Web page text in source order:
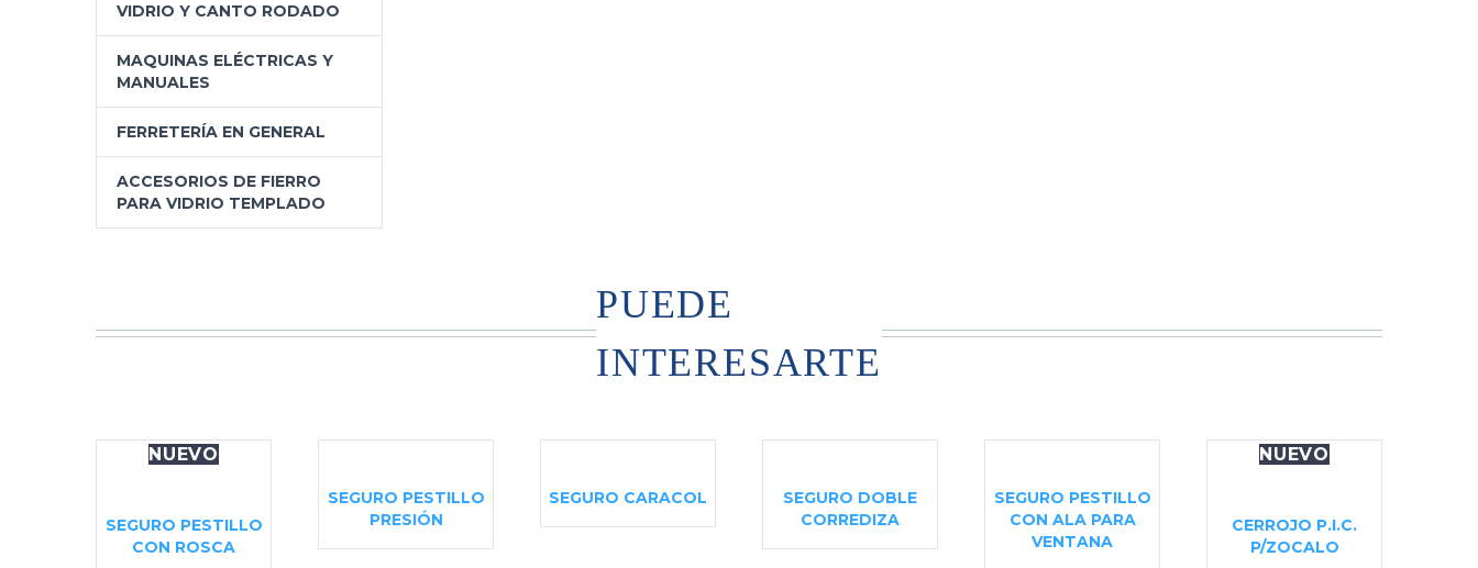
VIDRIO Y CANTO RODADO
MAQUINAS ELÉCTRICAS Y
MANUALES
FERRETERÍA EN GENERAL
ACCESORIOS DE FIERRO
PARA VIDRIO TEMPLADO
PUEDE
INTERESARTE
NUEVO
SEGURO PESTILLO
CON ROSCA
SEGURO PESTILLO
PRESIÓN
SEGURO CARACOL
SEGURO DOBLE
CORREDIZA
SEGURO PESTILLO
CON ALA PARA
VENTANA
NUEVO
CERROJO P.I.C.
P/ZOCALO